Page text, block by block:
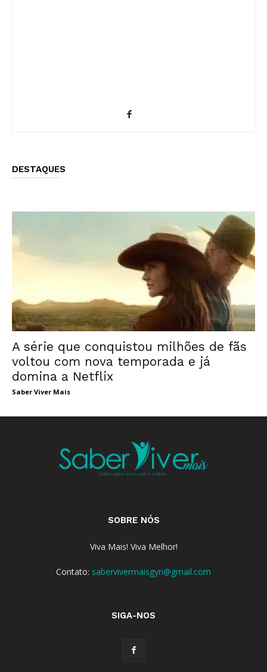
DESTAQUES
A série que conquistou milhões de fãs
voltou com nova temporada e já
domina a Netflix
Saber Viver Mais
SOBRE NÓS
Viva Mais! Viva Melhor!
Contato: sabervivermaisgyn@gmail.com
SIGA-NOS